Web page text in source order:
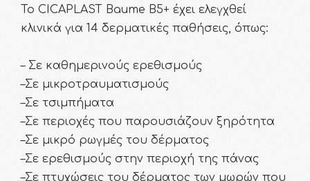
Το CICAPLAST Baume B5+ έχει ελεγχθεί
κλινικά για 14 δερματικές παθήσεις, όπως:
– Σε καθημερινούς ερεθισμούς
–Σε μικροτραυματισμούς
–Σε τσιμπήματα
–Σε περιοχές που παρουσιάζουν ξηρότητα
–Σε μικρό ρωγμές του δέρματος
–Σε ερεθισμούς στην περιοχή της πάνας
–Σε πτυχώσεις του δέρματος των μωρών που